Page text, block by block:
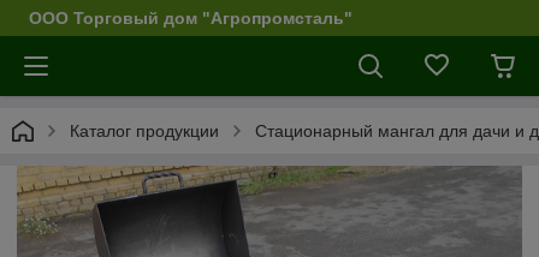
ООО Торговый дом "Агропромсталь"
Каталог продукции Стационарный мангал для дачи и